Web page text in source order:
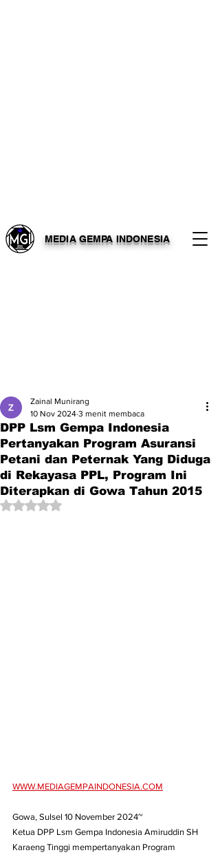
MEDIA GEMPA INDONESIA
DPP Lsm Gempa Indonesia
Pertanyakan Program Asuransi
Petani dan Peternak Yang Diduga
di Rekayasa PPL, Program Ini
Diterapkan di Gowa Tahun 2015
Zainal Munirang
10 Nov 2024 3 menit membaca
Dinilai NaN dari 5 bintang.
WWW.MEDIAGEMPAINDONESIA.COM
Gowa, Sulsel 10 November 2024~
Ketua DPP Lsm Gempa Indonesia Amiruddin SH
Karaeng Tinggi mempertanyakan Program